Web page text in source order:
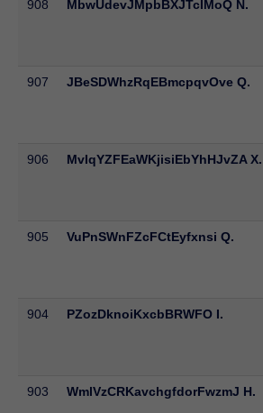
908 MbwUdevJMpbBXJTcIMoQ N.
907 JBeSDWhzRqEBmcpqvOve Q.
906 MvIqYZFEaWKjisiEbYhHJvZA X.
905 VuPnSWnFZcFCtEyfxnsi Q.
904 PZozDknoiKxcbBRWFO I.
903 WmlVzCRKavchgfdorFwzmJ H.